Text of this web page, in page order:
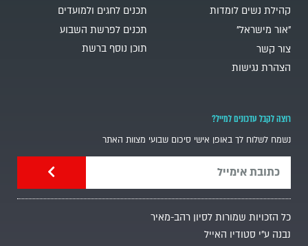
קהילת נשים לומדות
"אור מישראל"
צור קשר
הצהרת נגישות
תכנים לחגים ולמועדים
תכנים לפרשת השבוע
תוכן נוסף ברשת
רוצה לקבל עדכונים למייל?
נשמח לשלוח לך באופן אישי סיכום שבועי מצוות האתר
כל הזכויות שמורות לסיון רהב-מאיר
נבנה ע"י סטודיו האייל